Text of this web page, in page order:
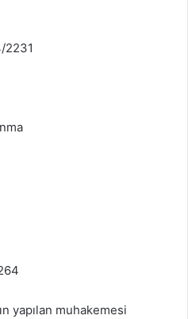
2231
yapılan muhakemesi